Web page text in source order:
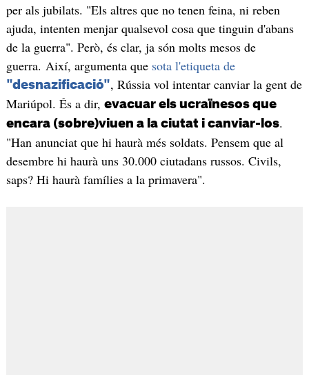
per als jubilats. "Els altres que no tenen feina, ni reben
ajuda, intenten menjar qualsevol cosa que tinguin d'abans
de la guerra". Però, és clar, ja són molts mesos de
guerra. Així, argumenta quesota l'etiqueta de
"desnazificació", Rússia vol intentar canviar la gent de
Mariúpol. És a dir, evacuar els ucraïnesos que
encara (sobre)viuen a la ciutat i canviar-los.
"Han anunciat que hi haurà més soldats. Pensem que al
desembre hi haurà uns 30.000 ciutadans russos. Civils,
saps? Hi haurà famílies a la primavera".